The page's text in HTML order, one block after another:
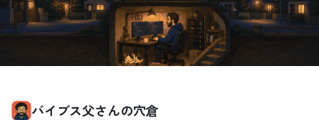
バイブス父さんの穴倉